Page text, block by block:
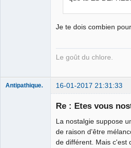
Je te dois combien
Le goût du chlore.
Antipathique. 16-01-2017 21:31:33
Re : Etes vous
La nostalgie suppose
de raison d'être
de différent. Mais c'est